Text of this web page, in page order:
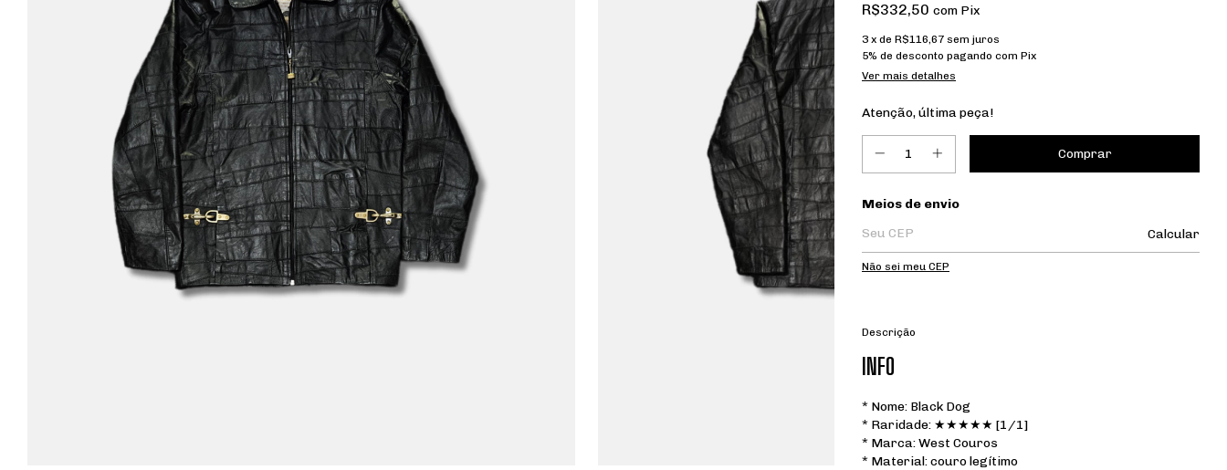
R$332,50 com Pix
3 x de R$116,67 sem juros
5% de desconto pagando com Pix
Ver mais detalhes
Atenção, última peça!
Entregas para o CEP:
Meios de envio
Calcular
Não sei meu CEP
Descrição
INFO
* Nome: Black Dog
* Raridade: ★★★★★ [1/1]
* Marca: West Couros
* Material: couro legítimo